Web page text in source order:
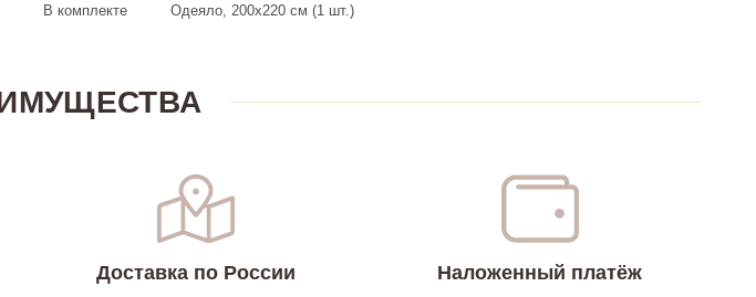
В комплекте
Одеяло, 200х220 см (1 шт.)
Доставка по России Наложенный платёж